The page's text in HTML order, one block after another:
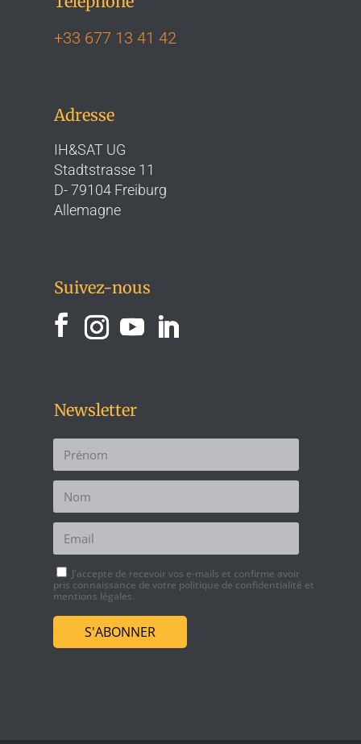
+33 677 13 41 42
Adresse
IH&SAT UG
Stadtstrasse 11
D- 79104 Freiburg
Allemagne
Suivez-nous
Newsletter
J'accepte de recevoir vos e-mails et confirme avoir
pris connaissance de votre politique de confidentialité et
mentions légales.